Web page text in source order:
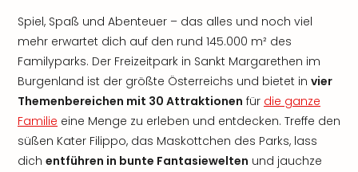
Spiel, Spaß und Abenteuer – das alles und noch viel
mehr erwartet dich auf den rund 145.000 m² des
Familyparks. Der Freizeitpark in Sankt Margarethen im
Burgenland ist der größte Österreichs und bietet in vier
Themenbereichen mit 30 Attraktionen für die ganze
Familie eine Menge zu erleben und entdecken. Treffe den
süßen Kater Filippo, das Maskottchen des Parks, lass
dich entführen in bunte Fantasiewelten und jauchze